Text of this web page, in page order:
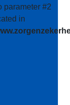
parameter #2
in